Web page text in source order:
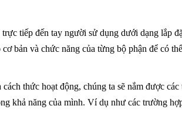
tiếp đến tay người sử dụng dưới dạng lắp
bản và chức năng của từng bộ phận để có
thức hoạt động, chúng ta sẽ nắm được
khả năng của mình. Ví dụ như các trường